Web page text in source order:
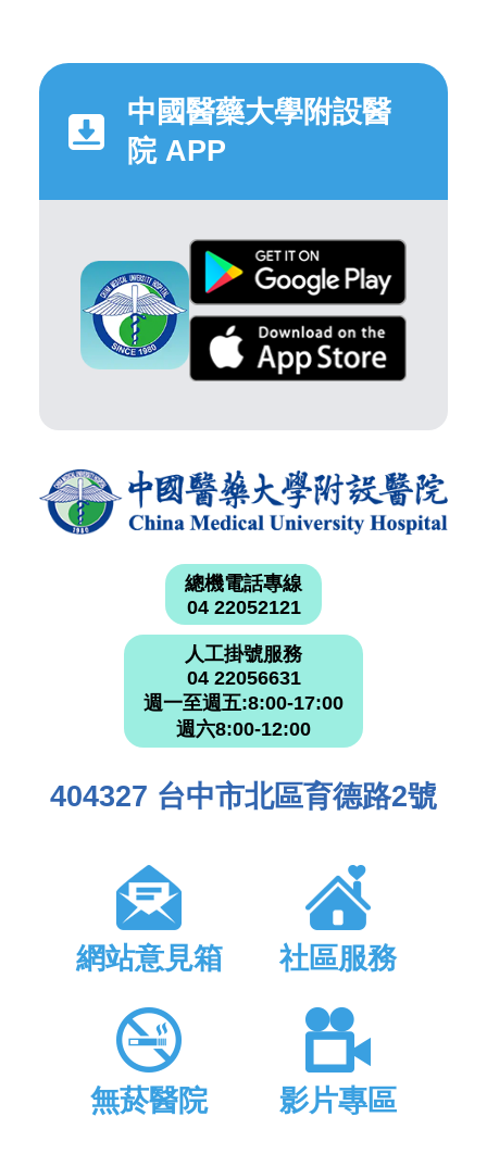
中國醫藥大學附設醫
院 APP
總機電話專線
04 22052121
人工掛號服務
04 22056631
週一至週五:8:00-17:00
週六8:00-12:00
404327 台中市北區育德路2號
網站意見箱 社區服務
無菸醫院 影片專區